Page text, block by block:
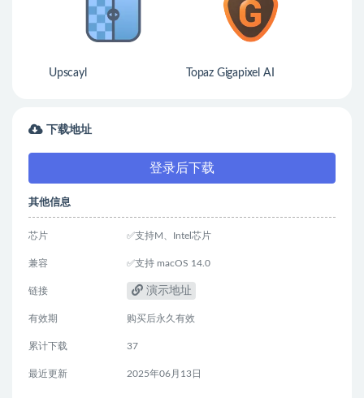
Upscayl Topaz Gigapixel AI
下载地址
登录后下载
其他信息
芯片 ✅支持M、Intel芯片
兼容 ✅支持 macOS 14.0
链接 演示地址
有效期 购买后永久有效
累计下载 37
最近更新 2025年06月13日